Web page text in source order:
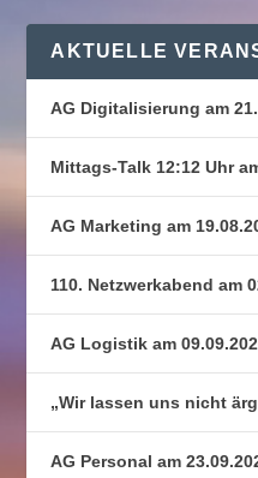
AKTUELLE
AG Digitalisierung am
Mittags-Talk 12:12 Uhr
AG Marketing am
110. Netzwerkabend am
AG Logistik am
„Wir lassen uns nicht
AG Personal am